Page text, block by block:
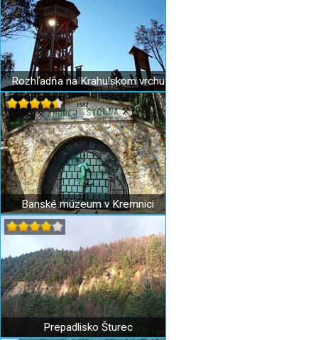
Rozhľadňa na Krahulskom vrchu
Banské múzeum v Kremnici
Prepadlisko Šturec